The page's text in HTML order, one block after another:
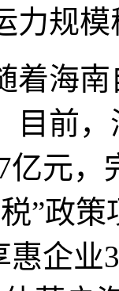
力规
海南
目前
亿元
”政
惠企业